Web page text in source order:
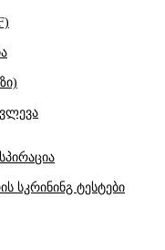
სკრინინგ ტესტები